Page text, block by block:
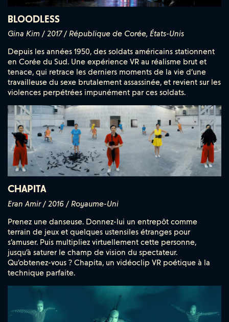
BLOODLESS
Gina Kim / 2017 / République de Corée, États-Unis
Depuis les années 1950, des soldats américains stationnent
en Corée du Sud. Une expérience VR au réalisme brut et
tenace, qui retrace les derniers moments de la vie d’une
travailleuse du sexe brutalement assassinée, et revient sur les
violences perpétrées impunément par ces soldats.
CHAPITA
Eran Amir / 2016 / Royaume-Uni
Prenez une danseuse. Donnez-lui un entrepôt comme
terrain de jeux et quelques ustensiles étranges pour
s’amuser. Puis multipliez virtuellement cette personne,
jusqu’à saturer le champ de vision du spectateur.
Qu’obtenez-vous ? Chapita, un vidéoclip VR poétique à la
technique parfaite.